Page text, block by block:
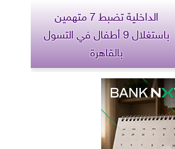
الداخلية تضبط 7 متهمين
باستغلال 9 أطفال في التسول
بالقاهرة